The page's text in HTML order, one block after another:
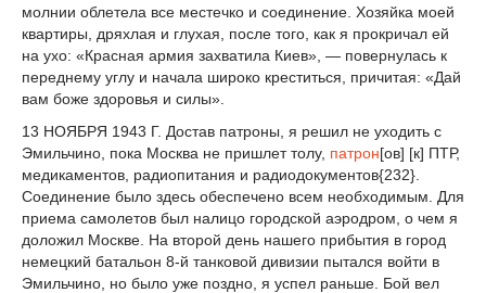
молнии облетела все местечко и соединение. Хозяйка моей
квартиры, дряхлая и глухая, после того, как я прокричал ей
на ухо: «Красная армия захватила Киев», — повернулась к
переднему углу и начала широко креститься, причитая: «Дай
вам боже здоровья и силы».
13 НОЯБРЯ 1943 Г. Достав патроны, я решил не уходить с
Эмильчино, пока Москва не пришлет толу, патрон[ов] [к] ПТР,
медикаментов, радиопитания и радиодокументов{232}.
Соединение было здесь обеспечено всем необходимым. Для
приема самолетов был налицо городской аэродром, о чем я
доложил Москве. На второй день нашего прибытия в город
немецкий батальон 8-й танковой дивизии пытался войти в
Эмильчино, но было уже поздно, я успел раньше. Бой вел